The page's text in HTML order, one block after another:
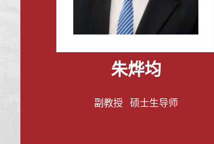
朱烨均
副教授 硕士生导师